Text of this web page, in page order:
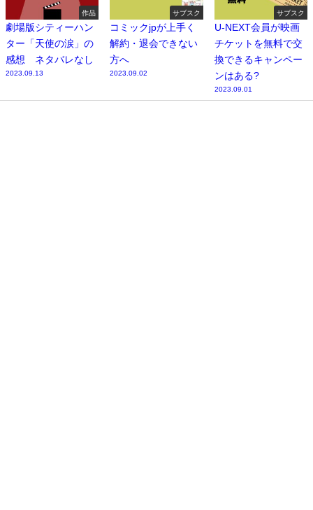
作品
劇場版シティーハン
ター「天使の涙」の
感想 ネタバレなし
2023.09.13
サブスク
コミックjpが上手く
解約・退会できない
方へ
2023.09.02
サブスク
U-NEXT会員が映画
チケットを無料で交
換できるキャンペー
ンはある?
2023.09.01